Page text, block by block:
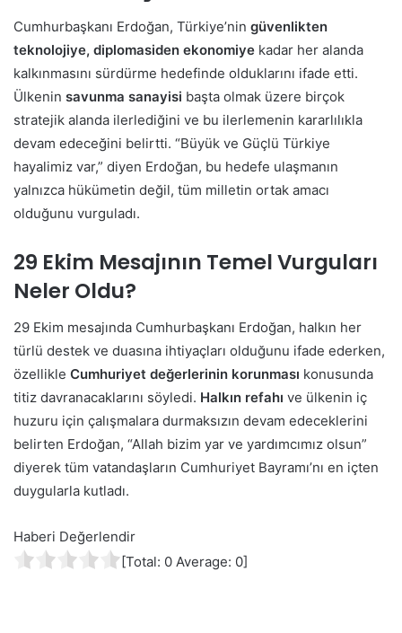
Cumhurbaşkanı Erdoğan, Türkiye’nin güvenlikten
teknolojiye, diplomasiden ekonomiye kadar her alanda
kalkınmasını sürdürme hedefinde olduklarını ifade etti.
Ülkenin savunma sanayisi başta olmak üzere birçok
stratejik alanda ilerlediğini ve bu ilerlemenin kararlılıkla
devam edeceğini belirtti. “Büyük ve Güçlü Türkiye
hayalimiz var,” diyen Erdoğan, bu hedefe ulaşmanın
yalnızca hükümetin değil, tüm milletin ortak amacı
olduğunu vurguladı.
29 Ekim Mesajının Temel Vurguları
Neler Oldu?
29 Ekim mesajında Cumhurbaşkanı Erdoğan, halkın her
türlü destek ve duasına ihtiyaçları olduğunu ifade ederken,
özellikle Cumhuriyet değerlerinin korunması konusunda
titiz davranacaklarını söyledi. Halkın refahı ve ülkenin iç
huzuru için çalışmalara durmaksızın devam edeceklerini
belirten Erdoğan, “Allah bizim yar ve yardımcımız olsun”
diyerek tüm vatandaşların Cumhuriyet Bayramı’nı en içten
duygularla kutladı.
Haberi Değerlendir
[Total: 0 Average: 0]